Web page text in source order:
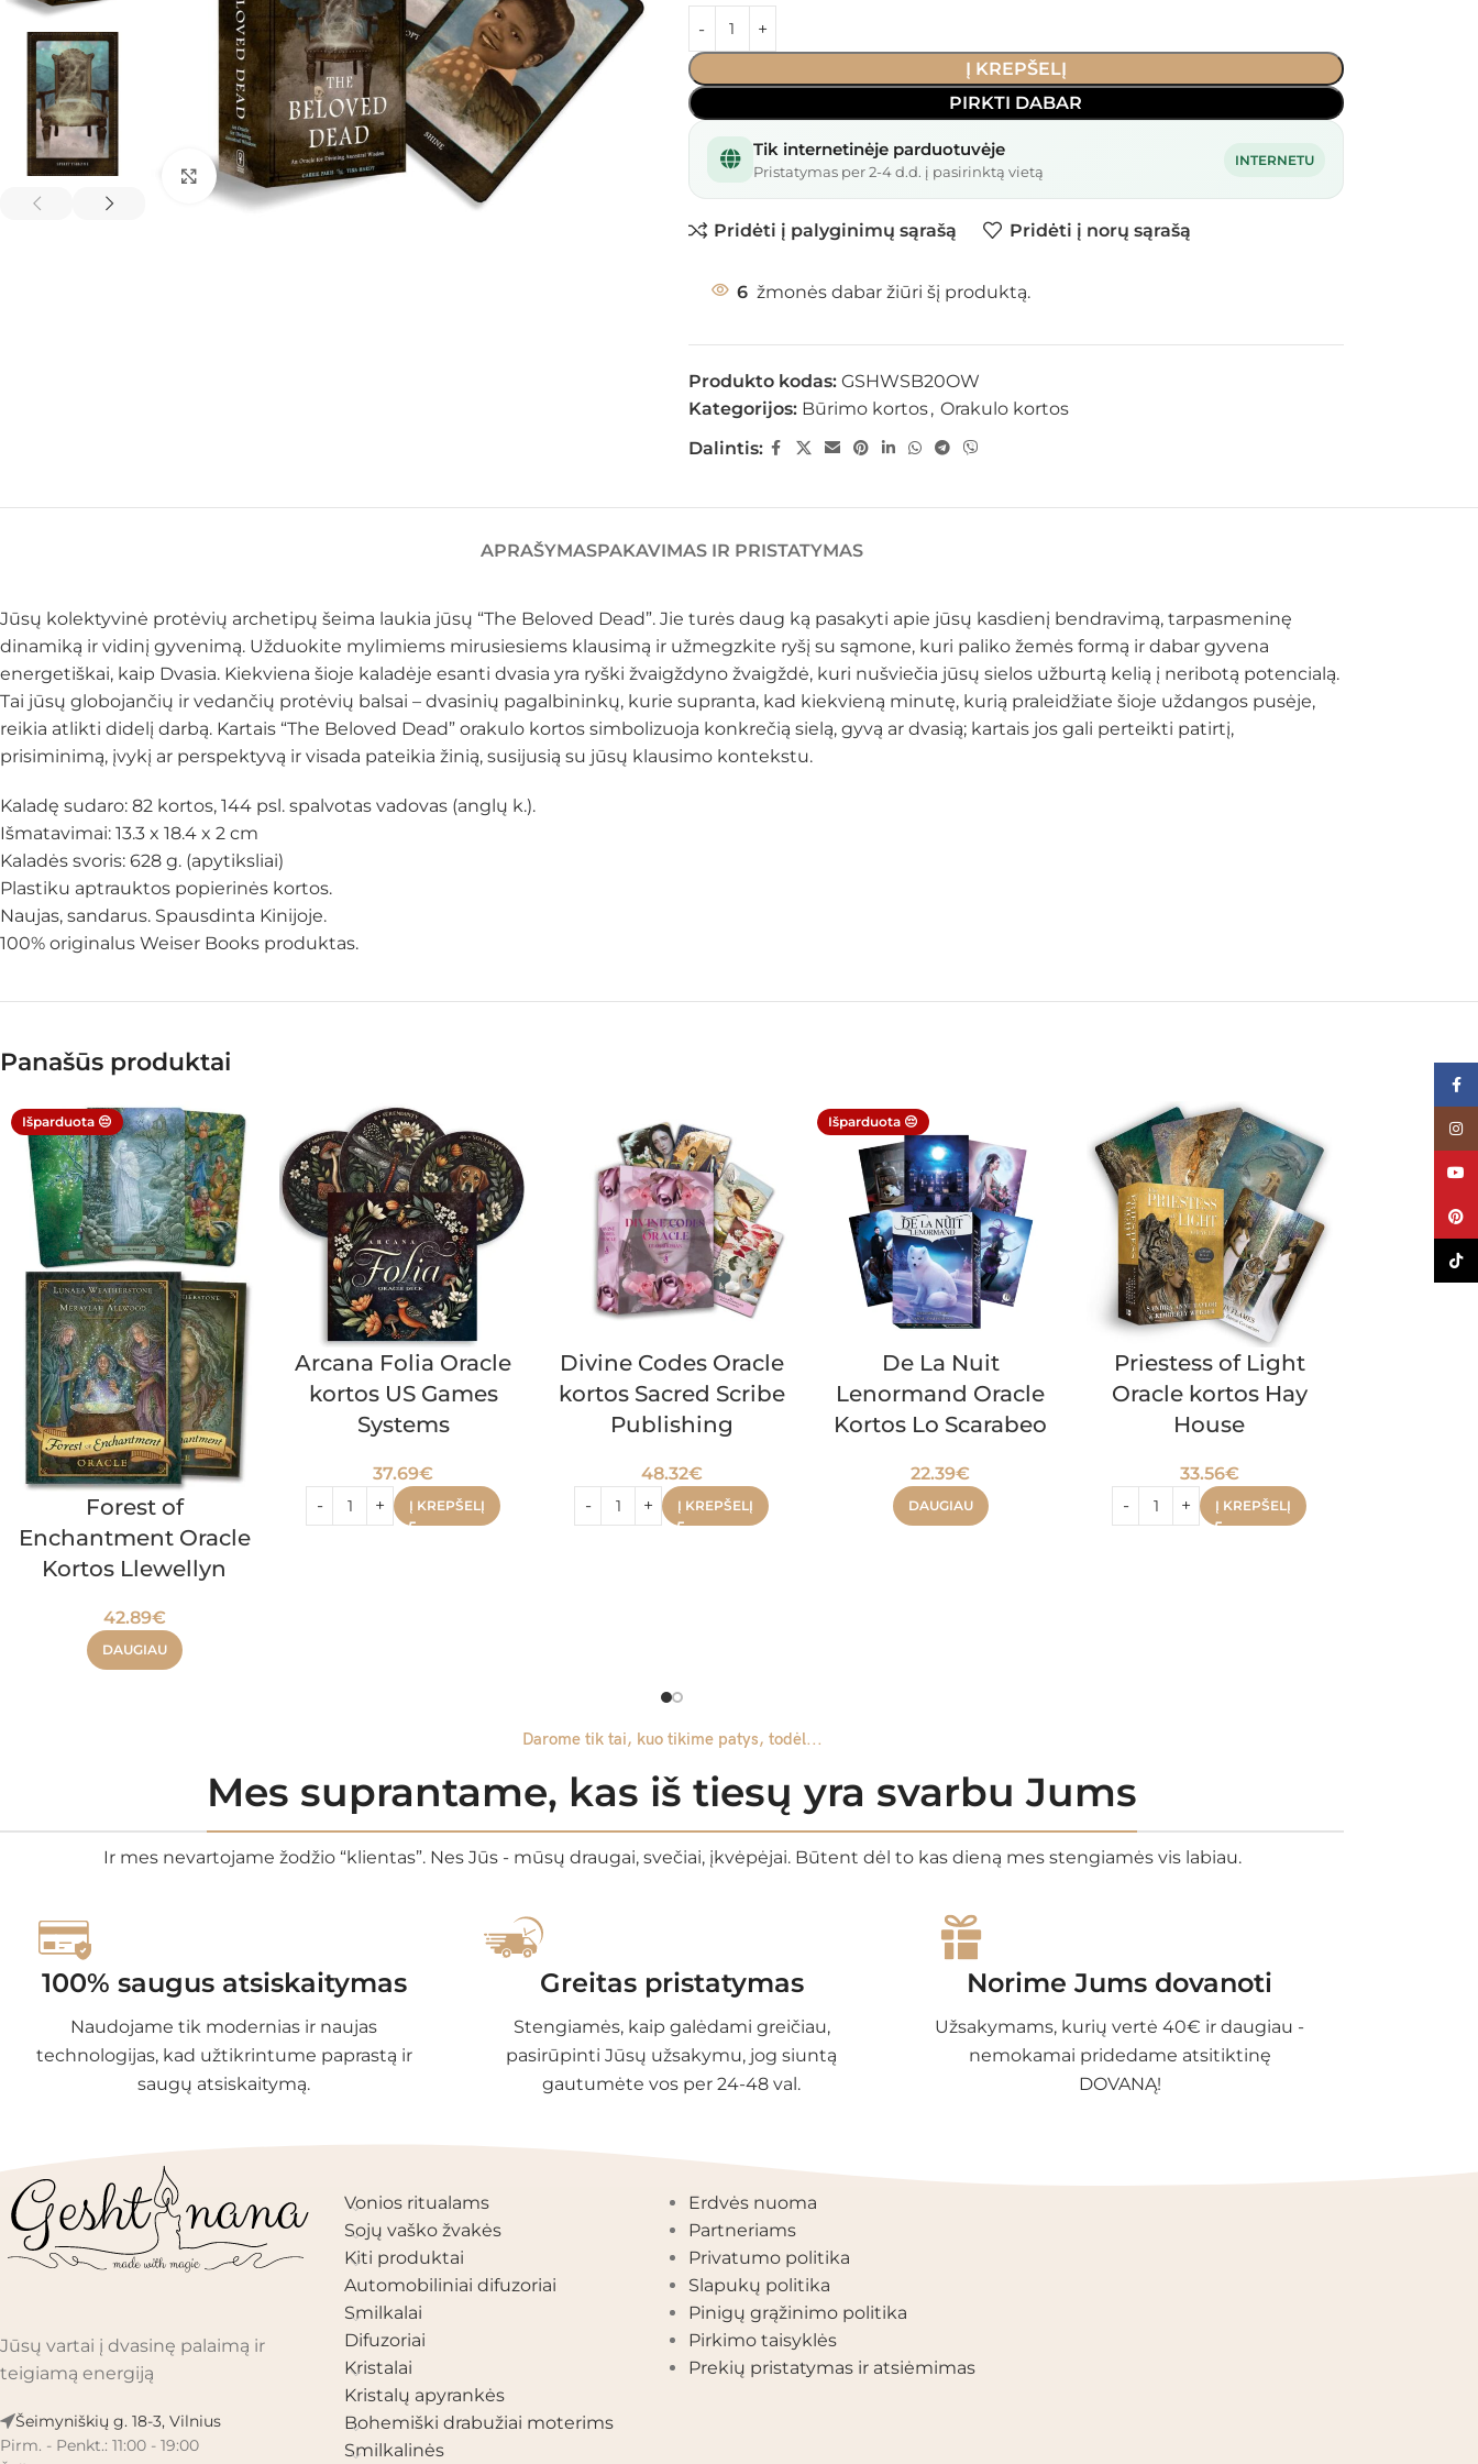
Spustelėkite, kad padidintumėte
Į KREPŠELĮ
PIRKTI DABAR
Tik internetinėje parduotuvėje
Pristatymas per 2-4 d.d. į pasirinktą vietą
INTERNETU
Pridėti į palyginimų sąrašą Pridėti į norų sąrašą
6 žmonės dabar žiūri šį produktą.
Produkto kodas: GSHWSB20OW
Kategorijos: Būrimo kortos, Orakulo kortos
Dalintis:
APRAŠYMASPAKAVIMAS IR PRISTATYMAS
Jūsų kolektyvinė protėvių archetipų šeima laukia jūsų “The Beloved Dead”. Jie turės daug ką pasakyti apie jūsų kasdienį bendravimą, tarpasmeninę
dinamiką ir vidinį gyvenimą. Užduokite mylimiems mirusiesiems klausimą ir užmegzkite ryšį su sąmone, kuri paliko žemės formą ir dabar gyvena
energetiškai, kaip Dvasia. Kiekviena šioje kaladėje esanti dvasia yra ryški žvaigždyno žvaigždė, kuri nušviečia jūsų sielos užburtą kelią į neribotą potencialą.
Tai jūsų globojančių ir vedančių protėvių balsai – dvasinių pagalbininkų, kurie supranta, kad kiekvieną minutę, kurią praleidžiate šioje uždangos pusėje,
reikia atlikti didelį darbą. Kartais “The Beloved Dead” orakulo kortos simbolizuoja konkrečią sielą, gyvą ar dvasią; kartais jos gali perteikti patirtį,
prisiminimą, įvykį ar perspektyvą ir visada pateikia žinią, susijusią su jūsų klausimo kontekstu.
Kaladę sudaro: 82 kortos, 144 psl. spalvotas vadovas (anglų k.).
Išmatavimai: 13.3 x 18.4 x 2 cm
Kaladės svoris: 628 g. (apytiksliai)
Plastiku aptrauktos popierinės kortos.
Naujas, sandarus. Spausdinta Kinijoje.
100% originalus Weiser Books produktas.
Panašūs produktai
Išparduota 😔
Forest of
Enchantment Oracle
Kortos Llewellyn
42.89€
DAUGIAU
Arcana Folia Oracle
kortos US Games
Systems
37.69€
Į KREPŠELĮ
Divine Codes Oracle
kortos Sacred Scribe
Publishing
48.32€
Į KREPŠELĮ
Išparduota 😔
De La Nuit
Lenormand Oracle
Kortos Lo Scarabeo
22.39€
DAUGIAU
Priestess of Light
Oracle kortos Hay
House
33.56€
Į KREPŠELĮ
Darome tik tai, kuo tikime patys, todėl...
Mes suprantame, kas iš tiesų yra svarbu Jums
Ir mes nevartojame žodžio “klientas”. Nes Jūs - mūsų draugai, svečiai, įkvėpėjai. Būtent dėl to kas dieną mes stengiamės vis labiau.
100% saugus atsiskaitymas
Naudojame tik modernias ir naujas
technologijas, kad užtikrintume paprastą ir
saugų atsiskaitymą.
Greitas pristatymas
Stengiamės, kaip galėdami greičiau,
pasirūpinti Jūsų užsakymu, jog siuntą
gautumėte vos per 24-48 val.
Norime Jums dovanoti
Užsakymams, kurių vertė 40€ ir daugiau -
nemokamai pridedame atsitiktinę
DOVANĄ!
Jūsų vartai į dvasinę palaimą ir
teigiamą energiją
Šeimyniškių g. 18-3, Vilnius
Pirm. - Penkt.: 11:00 - 19:00
PRODUKTŲ KATEGORIJOS
Vonios ritualams
Sojų vaško žvakės
Kiti produktai
Automobiliniai difuzoriai
Smilkalai
Difuzoriai
Kristalai
Kristalų apyrankės
Bohemiški drabužiai moterims
Smilkalinės
Erdvės nuoma
Partneriams
Privatumo politika
Slapukų politika
Pinigų grąžinimo politika
Pirkimo taisyklės
Prekių pristatymas ir atsiėmimas